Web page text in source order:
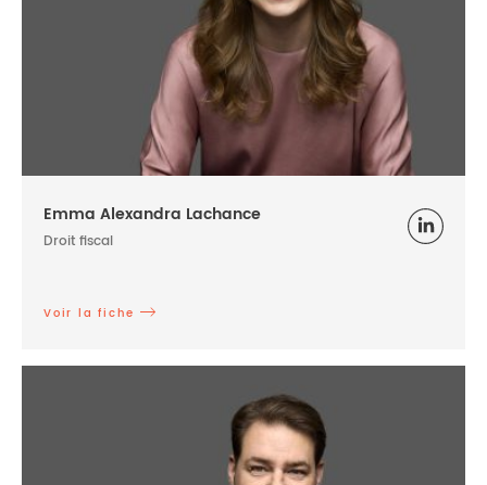
Emma Alexandra Lachance
Droit fiscal
Voir la fiche